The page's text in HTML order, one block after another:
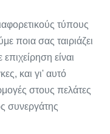
τύπους
ποια σας ταιριάζει
είναι
και γι' αυτό
στους πελάτες
συνεργάτης